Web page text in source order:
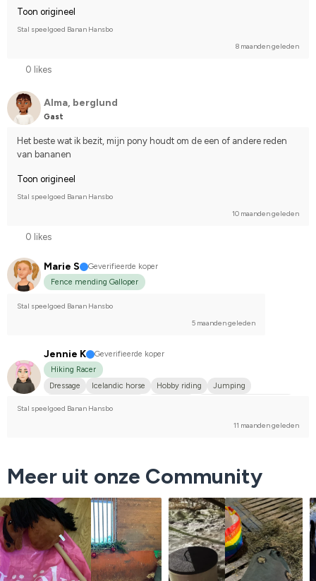
Toon origineel
Stal speelgoed Banan Hansbo
8 maanden geleden
0 likes
Alma, berglund
Gast
Het beste wat ik bezit, mijn pony houdt om de een of andere reden
van bananen
Toon origineel
Stal speelgoed Banan Hansbo
10 maanden geleden
0 likes
Marie S
Geverifieerde koper
Fence mending Galloper
Stal speelgoed Banan Hansbo
5 maanden geleden
Jennie K
Geverifieerde koper
Hiking Racer
Dressage
Icelandic horse Hobby riding
Jumping
Stal speelgoed Banan Hansbo
11 maanden geleden
Meer uit onze Community